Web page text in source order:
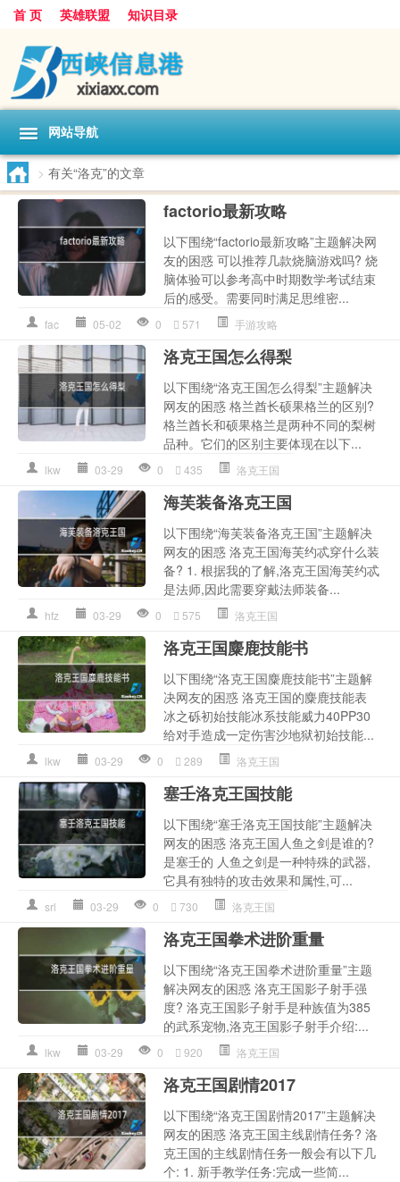
首 页 英雄联盟 知识目录
网站导航
> 有关“洛克”的文章
factorio最新攻略
以下围绕“factorio最新攻略”主题解决网
友的困惑 可以推荐几款烧脑游戏吗? 烧
脑体验可以参考高中时期数学考试结束
后的感受。需要同时满足思维密...
fac 05-02 0 571 手游攻略
洛克王国怎么得梨
以下围绕“洛克王国怎么得梨”主题解决
网友的困惑 格兰酋长硕果格兰的区别?
格兰酋长和硕果格兰是两种不同的梨树
品种。它们的区别主要体现在以下...
lkw 03-29 0 435 洛克王国
海芙装备洛克王国
以下围绕“海芙装备洛克王国”主题解决
网友的困惑 洛克王国海芙约忒穿什么装
备? 1. 根据我的了解,洛克王国海芙约忒
是法师,因此需要穿戴法师装备...
hfz 03-29 0 575 洛克王国
洛克王国麋鹿技能书
以下围绕“洛克王国麋鹿技能书”主题解
决网友的困惑 洛克王国的麋鹿技能表
冰之砾初始技能冰系技能威力40PP30
给对手造成一定伤害沙地狱初始技能...
lkw 03-29 0 289 洛克王国
塞壬洛克王国技能
以下围绕“塞壬洛克王国技能”主题解决
网友的困惑 洛克王国人鱼之剑是谁的?
是塞壬的 人鱼之剑是一种特殊的武器,
它具有独特的攻击效果和属性,可...
srl 03-29 0 730 洛克王国
洛克王国拳术进阶重量
以下围绕“洛克王国拳术进阶重量”主题
解决网友的困惑 洛克王国影子射手强
度? 洛克王国影子射手是种族值为385
的武系宠物,洛克王国影子射手介绍:...
lkw 03-29 0 920 洛克王国
洛克王国剧情2017
以下围绕“洛克王国剧情2017”主题解决
网友的困惑 洛克王国主线剧情任务? 洛
克王国的主线剧情任务一般会有以下几
个: 1. 新手教学任务:完成一些简...